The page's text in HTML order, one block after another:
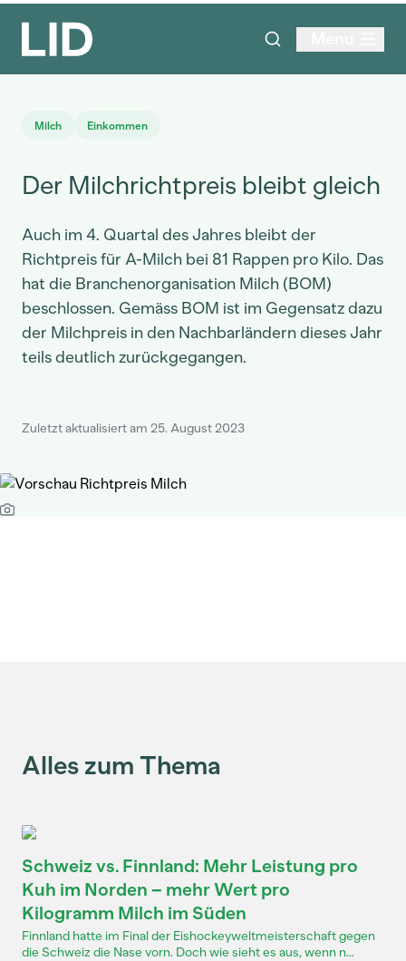
Milch Einkommen
Der Milchrichtpreis bleibt gleich
Auch im 4. Quartal des Jahres bleibt der
Richtpreis für A-Milch bei 81 Rappen pro Kilo. Das
hat die Branchenorganisation Milch (BOM)
beschlossen. Gemäss BOM ist im Gegensatz dazu
der Milchpreis in den Nachbarländern dieses Jahr
teils deutlich zurückgegangen.
Zuletzt aktualisiert am 25. August 2023
Alles zum Thema
Schweiz vs. Finnland: Mehr Leistung pro
Kuh im Norden – mehr Wert pro
Kilogramm Milch im Süden
Finnland hatte im Final der Eishockeyweltmeisterschaft gegen
die Schweiz die Nase vorn. Doch wie sieht es aus, wenn n...